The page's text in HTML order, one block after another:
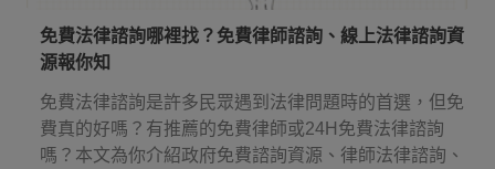
免費法律諮詢哪裡找？免費律師諮詢、線上法律諮詢資
源報你知
免費法律諮詢是許多民眾遇到法律問題時的首選，但免
費真的好嗎？有推薦的免費律師或24H免費法律諮詢
嗎？本文為你介紹政府免費諮詢資源、律師法律諮詢、